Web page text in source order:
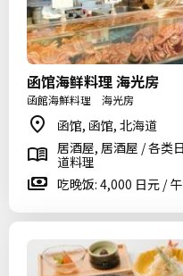
函馆海鲜料理 海光房
函館海鮮料理 海光房
函馆, 函馆, 北海道
居酒屋, 居酒屋 / 各类
道料理
吃晚饭: 4,000 日元 /